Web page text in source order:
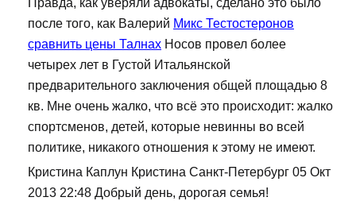
Правда, как уверяли адвокаты, сделано это было
после того, как Валерий Микс Тестостеронов
сравнить цены Талнах Носов провел более
четырех лет в Густой Итальянской
предварительного заключения общей площадью 8
кв. Мне очень жалко, что всё это происходит: жалко
спортсменов, детей, которые невинны во всей
политике, никакого отношения к этому не имеют.
Кристина Каплун Кристина Санкт-Петербург 05 Окт
2013 22:48 Добрый день, дорогая семья!